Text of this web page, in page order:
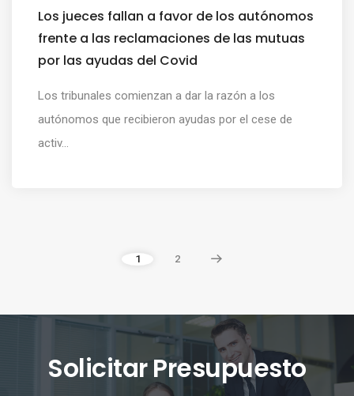
Los jueces fallan a favor de los autónomos
frente a las reclamaciones de las mutuas
por las ayudas del Covid
Los tribunales comienzan a dar la razón a los
autónomos que recibieron ayudas por el cese de
activ...
1 2
Solicitar Presupuesto